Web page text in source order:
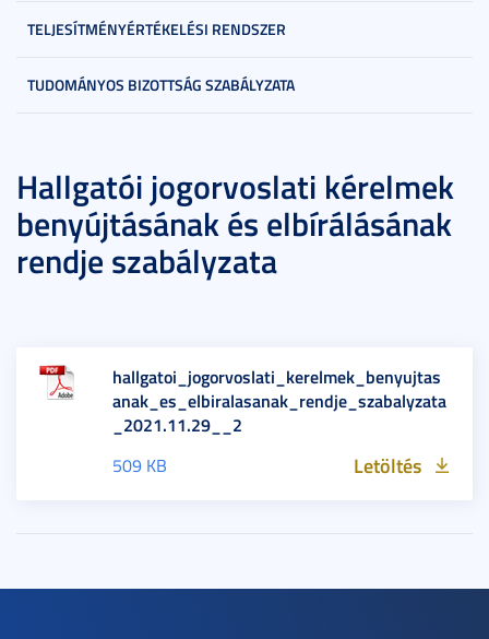
TELJESÍTMÉNYÉRTÉKELÉSI RENDSZER
TUDOMÁNYOS BIZOTTSÁG SZABÁLYZATA
Hallgatói jogorvoslati kérelmek
benyújtásának és elbírálásának
rendje szabályzata
hallgatoi_jogorvoslati_kerelmek_benyujtas
anak_es_elbiralasanak_rendje_szabalyzata
_2021.11.29__2
509 KB Letöltés